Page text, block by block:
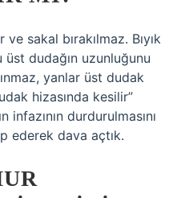
sakal bırakılmaz. Bıyık
üst dudağın uzunluğunu
yanlar üst dudak
hizasında kesilir”
infazının durdurulmasını
ederek dava açtık.